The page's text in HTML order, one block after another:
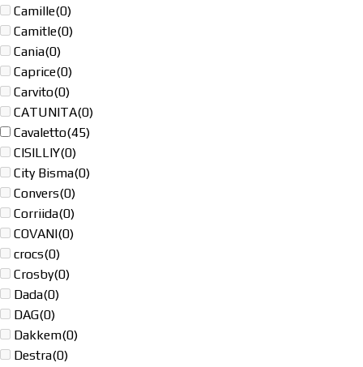
Camille(0)
Camitle(0)
Cania(0)
Caprice(0)
Carvito(0)
CATUNITA(0)
Cavaletto(45)
CISILLIY(0)
City Bisma(0)
Convers(0)
Corriida(0)
COVANI(0)
crocs(0)
Crosby(0)
Dada(0)
DAG(0)
Dakkem(0)
Destra(0)